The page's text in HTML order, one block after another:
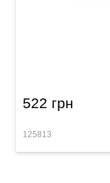
522 грн
125813